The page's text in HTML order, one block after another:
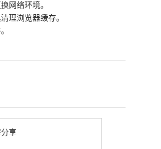
网络环境。
理浏览器缓存。
享